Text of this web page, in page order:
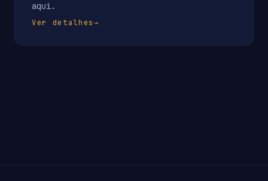
aqui.
Ver detalhes→